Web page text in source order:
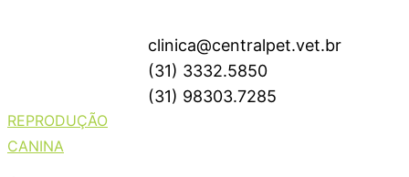
REPRODUÇÃO
CANINA
clinica@centralpet.vet.br
(31) 3332.5850
(31) 98303.7285